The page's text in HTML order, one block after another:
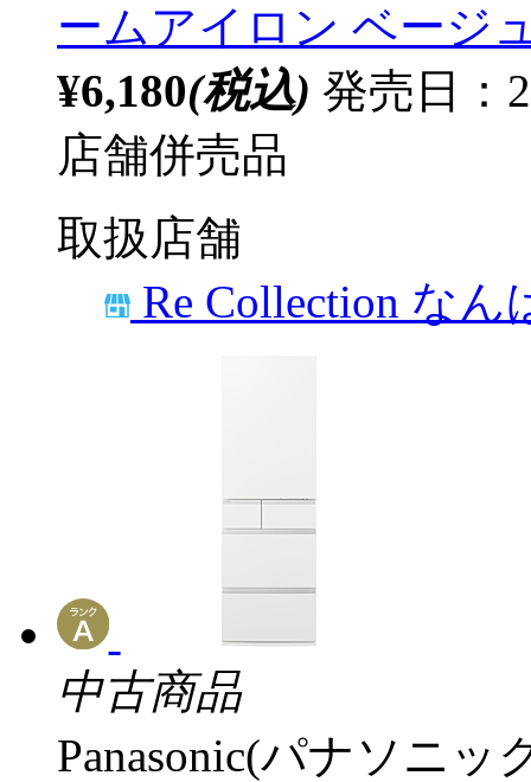
ームアイロン ベージ
¥6,180(税込) 発売日：
店舗併売品
取扱店舗
Re Collection なん
中古商品
Panasonic(パナソニッ